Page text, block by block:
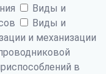
Виды и
Виды и
и механизации
в